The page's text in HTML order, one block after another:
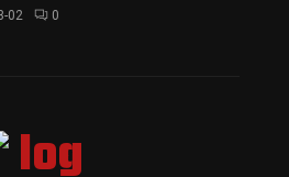
02 0